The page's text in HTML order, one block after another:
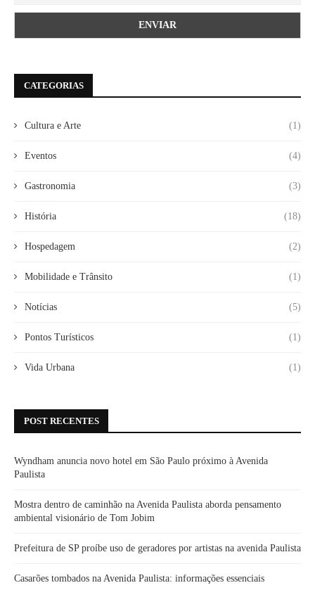
CATEGORIAS
Cultura e Arte (1)
Eventos (4)
Gastronomia (3)
História (18)
Hospedagem (2)
Mobilidade e Trânsito (1)
Notícias (5)
Pontos Turísticos (1)
Vida Urbana (1)
POST RECENTES
Wyndham anuncia novo hotel em São Paulo próximo à Avenida
Paulista
Mostra dentro de caminhão na Avenida Paulista aborda pensamento
ambiental visionário de Tom Jobim
Prefeitura de SP proíbe uso de geradores por artistas na avenida Paulista
Casarões tombados na Avenida Paulista: informações essenciais